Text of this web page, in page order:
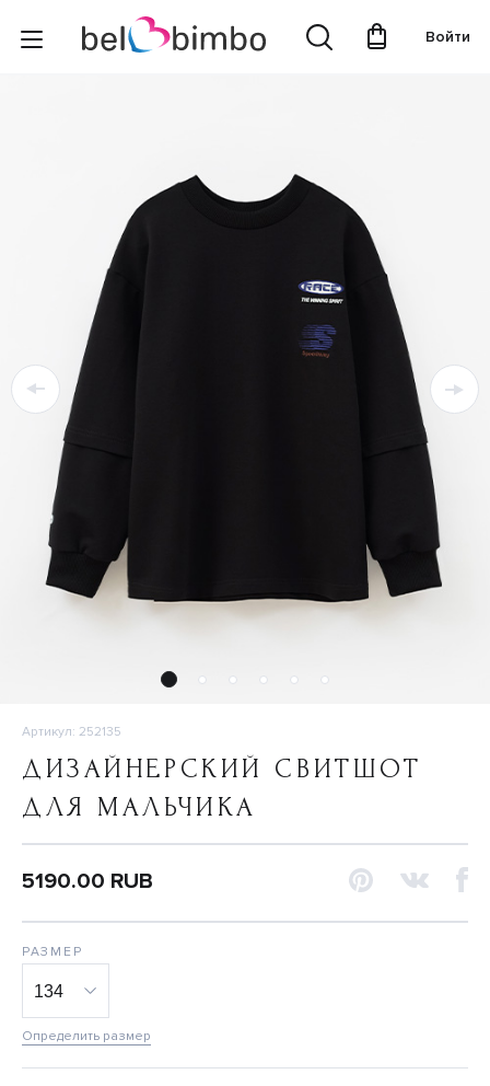
Войти
Артикул: 252135
ДИЗАЙНЕРСКИЙ СВИТШОТ
ДЛЯ МАЛЬЧИКА
5190.00 RUB
РАЗМЕР
Определить размер